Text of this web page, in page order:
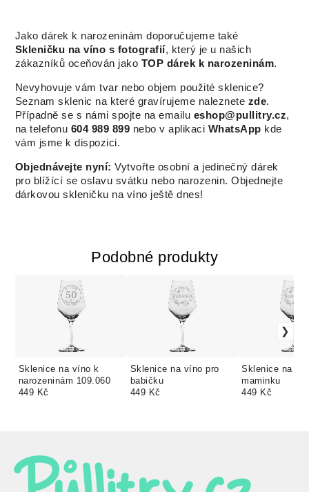
Jako dárek k narozeninám doporučujeme také
Skleničku na víno s fotografií, který je u našich
zákazníků oceňován jako TOP dárek k narozeninám.
Nevyhovuje vám tvar nebo objem použité sklenice?
Seznam sklenic na které gravírujeme naleznete zde.
Případně se s námi spojte na emailu eshop@pullitry.cz,
na telefonu 604 989 899 nebo v aplikaci WhatsApp kde
vám jsme k dispozici.
Objednávejte nyní: Vytvořte osobní a jedinečný dárek
pro blížící se oslavu svátku nebo narozenin. Objednejte
dárkovou skleničku na víno ještě dnes!
Podobné produkty
Sklenice na víno k
narozeninám 109.060
449 Kč
Sklenice na víno pro
babičku
449 Kč
Sklenice na
maminku
449 Kč